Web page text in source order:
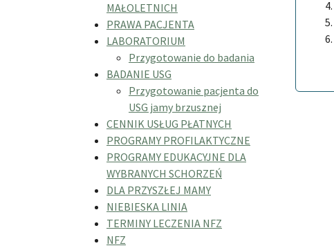
MAŁOLETNICH
PRAWA PACJENTA
LABORATORIUM
Przygotowanie do badania
BADANIE USG
Przygotowanie pacjenta do
USG jamy brzusznej
CENNIK USŁUG PŁATNYCH
PROGRAMY PROFILAKTYCZNE
PROGRAMY EDUKACYJNE DLA
WYBRANYCH SCHORZEŃ
DLA PRZYSZŁEJ MAMY
NIEBIESKA LINIA
TERMINY LECZENIA NFZ
NFZ